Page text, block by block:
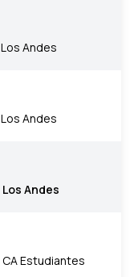
Los Andes
Los Andes
Los Andes
CA Estudiantes